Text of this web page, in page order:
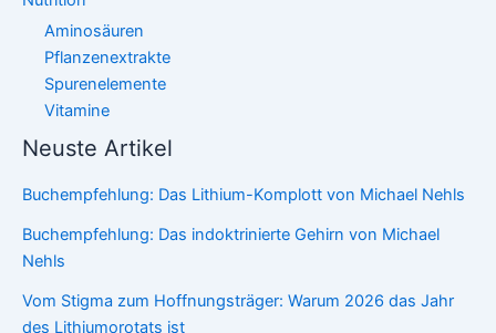
Aminosäuren
Pflanzenextrakte
Spurenelemente
Vitamine
Neuste Artikel
Buchempfehlung: Das Lithium-Komplott von Michael Nehls
Buchempfehlung: Das indoktrinierte Gehirn von Michael
Nehls
Vom Stigma zum Hoffnungsträger: Warum 2026 das Jahr
des Lithiumorotats ist